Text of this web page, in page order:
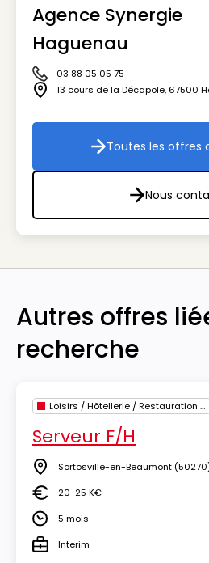
Agence Synergie
Haguenau
Icône téléphone
03 88 05 05 75
Icône adresse
13 cours de la Décapole, 67500
Toutes les offres
Nous
Autres offres
recherche
Loisirs / Hôtellerie / Restauration / Tourisme
Serveur F/H
Lieu Sortosville-en-Beaumont
Salaire20-25 K€
Durée5 mois
TypeInterim